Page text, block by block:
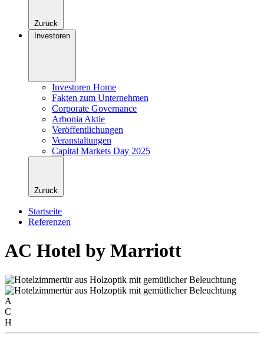
Zurück
Investoren
Investoren Home
Fakten zum Unternehmen
Corporate Governance
Arbonia Aktie
Veröffentlichungen
Veranstaltungen
Capital Markets Day 2025
Zurück
Startseite
Referenzen
AC Hotel by Marriott
A
C
H